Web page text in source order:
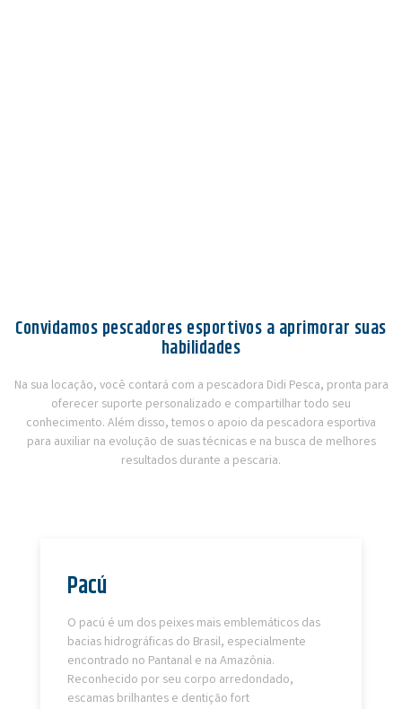
Convidamos pescadores esportivos a aprimorar suas
habilidades
Na sua locação, você contará com a pescadora Didi Pesca, pronta para
oferecer suporte personalizado e compartilhar todo seu
conhecimento. Além disso, temos o apoio da pescadora esportiva
para auxiliar na evolução de suas técnicas e na busca de melhores
resultados durante a pescaria.
Pacú
O pacú é um dos peixes mais emblemáticos das
bacias hidrográficas do Brasil, especialmente
encontrado no Pantanal e na Amazônia.
Reconhecido por seu corpo arredondado,
escamas brilhantes e dentição fort